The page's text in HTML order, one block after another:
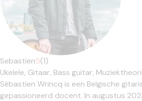
Sebastien5(1)
Ukelele, Gitaar, Bass guitar,
Sébastien Wrincq is een Belgische
gepassioneerd docent. In augustus